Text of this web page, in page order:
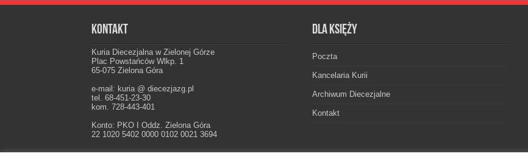
Kontakt
Kuria Diecezjalna w Zielonej Górze
Plac Powstańców Wlkp. 1
65-075 Zielona Góra
e-mail: kuria @ diecezjazg.pl
tel. 68-451-23-30
kom. 728-443-401
Konto: PKO I Oddz. Zielona Góra
22 1020 5402 0000 0102 0021 3694
Dla księży
Poczta
Kancelaria Kurii
Archiwum Diecezjalne
Kontakt